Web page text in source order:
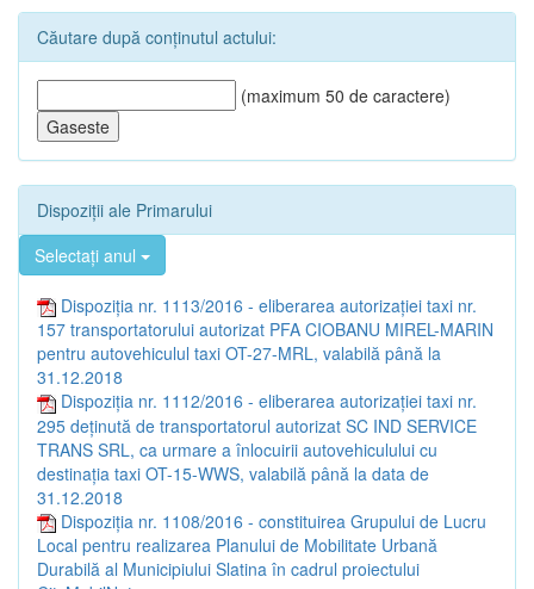
Căutare după conținutul actului:
(maximum 50 de caractere)
Dispoziții ale Primarului
Selectați anul
Dispoziția nr. 1113/2016 - eliberarea autorizației taxi nr.
157 transportatorului autorizat PFA CIOBANU MIREL-MARIN
pentru autovehiculul taxi OT-27-MRL, valabilă până la
31.12.2018
Dispoziția nr. 1112/2016 - eliberarea autorizației taxi nr.
295 deținută de transportatorul autorizat SC IND SERVICE
TRANS SRL, ca urmare a înlocuirii autovehiculului cu
destinația taxi OT-15-WWS, valabilă până la data de
31.12.2018
Dispoziția nr. 1108/2016 - constituirea Grupului de Lucru
Local pentru realizarea Planului de Mobilitate Urbană
Durabilă al Municipiului Slatina în cadrul proiectului